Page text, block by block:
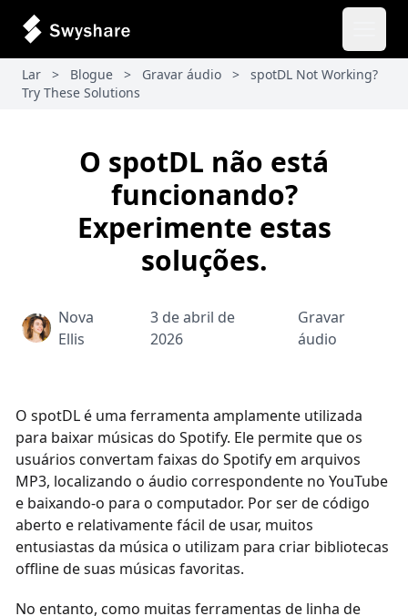
Lar > Blogue > Gravar áudio >
spotDL Not Working?
Try These Solutions
O spotDL não está
funcionando?
Experimente estas
soluções.
Nova
Ellis
3 de abril de
2026
Gravar
áudio
O spotDL é uma ferramenta amplamente utilizada
para baixar músicas do Spotify. Ele permite que os
usuários convertam faixas do Spotify em arquivos
MP3, localizando o áudio correspondente no YouTube
e baixando-o para o computador. Por ser de código
aberto e relativamente fácil de usar, muitos
entusiastas da música o utilizam para criar bibliotecas
offline de suas músicas favoritas.
No entanto, como muitas ferramentas de linha de